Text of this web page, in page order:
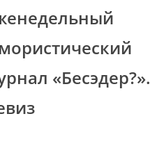
«Бесэдер?».